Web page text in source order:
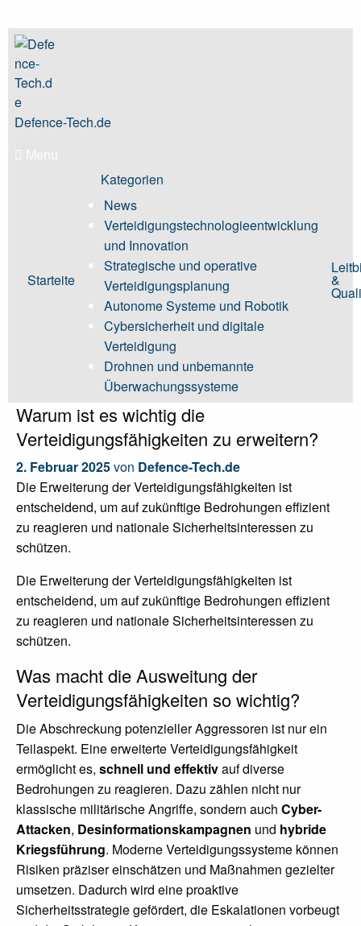
Skip
content
Defence-Tech.de
Menu
Starteite
Kategorien
News
Verteidigungstechnologieentwicklung
und Innovation
Strategische und operative
Verteidigungsplanung
Autonome Systeme und Robotik
Cybersicherheit und digitale
Verteidigung
Drohnen und unbemannte
Überwachungssysteme
&
Warum ist es wichtig die
Verteidigungsfähigkeiten zu erweitern?
2. Februar 2025von Defence-Tech.de
Die Erweiterung der Verteidigungsfähigkeiten ist
entscheidend, um auf zukünftige Bedrohungen effizient
zu reagieren und nationale Sicherheitsinteressen zu
schützen.
Die Erweiterung der Verteidigungsfähigkeiten ist
entscheidend, um auf zukünftige Bedrohungen effizient
zu reagieren und nationale Sicherheitsinteressen zu
schützen.
Was macht die Ausweitung der
Verteidigungsfähigkeiten so wichtig?
Die Abschreckung potenzieller Aggressoren ist nur ein
Teilaspekt. Eine erweiterte Verteidigungsfähigkeit
ermöglicht es, schnell und effektivauf diverse
Bedrohungen zu reagieren. Dazu zählen nicht nur
klassische militärische Angriffe, sondern auch Cyber-
Attacken, Desinformationskampagnen und hybride
Kriegsführung. Moderne Verteidigungssysteme können
Risiken präziser einschätzen und Maßnahmen gezielter
umsetzen. Dadurch wird eine proaktive
Sicherheitsstrategie gefördert, die Eskalationen vorbeugt